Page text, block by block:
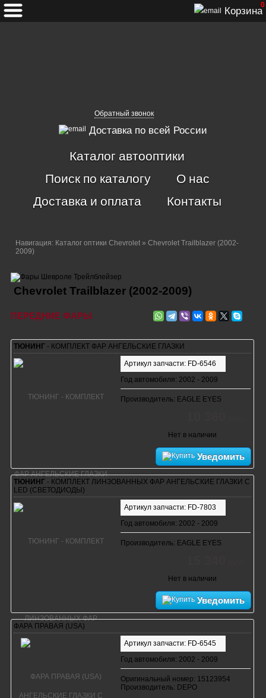
Обратный звонок
Доставка по всей России
Корзина
0
Каталог автооптики
Поиск по каталогу
О нас
Доставка и оплата
Контакты
Навигация: Каталог оптики Chevrolet» Chevrolet Trailblazer (2002-
2009)
Chevrolet Trailblazer (2002-2009)
ПЕРЕДНИЕ ФАРЫ
ТЮНИНГ- КОМПЛЕКТ ФАР АНГЕЛЬСКИЕ ГЛАЗКИ
Артикул запчасти: FD-6546
Год автомобиля: 2002 - 2009
Производитель: EAGLE EYES
Нет в наличии
Уведомить
ТЮНИНГ- КОМПЛЕКТ ЛИНЗОВАННЫХ ФАР АНГЕЛЬСКИЕ ГЛАЗКИ С
LED (СВЕТОДИОДЫ)
Артикул запчасти: FD-7803
Год автомобиля: 2002 - 2009
Производитель: EAGLE EYES
Нет в наличии
Уведомить
ФАРА ПРАВАЯ (USA)
Артикул запчасти: FD-6545
Год автомобиля: 2002 - 2009
Оригинальный номер: 15123954
Производитель: DEPO